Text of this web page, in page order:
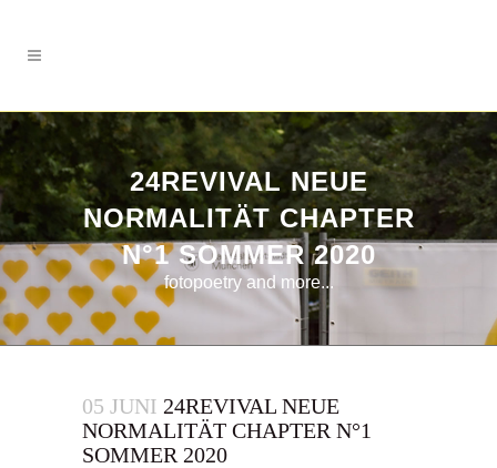
24REVIVAL NEUE
NORMALITÄT CHAPTER
N°1 SOMMER 2020
fotopoetry and more...
05 JUNI 24REVIVAL NEUE
NORMALITÄT CHAPTER N°1
SOMMER 2020